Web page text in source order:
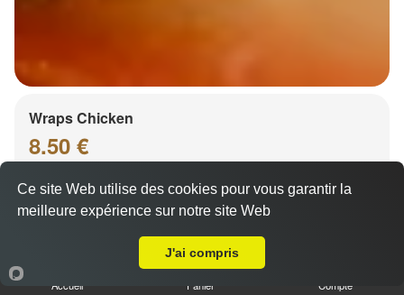
Wraps Chicken
8.50 €
Salade, tomates
Accueil Panier Compte
Ce site Web utilise des cookies pour vous garantir la
meilleure expérience sur notre site Web
J'ai compris